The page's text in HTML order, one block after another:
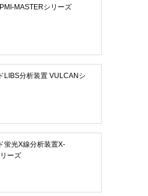
MASTERシリーズ
LIBS分析装置 VULCANシ
蛍光X線分析装置X-
ーズ